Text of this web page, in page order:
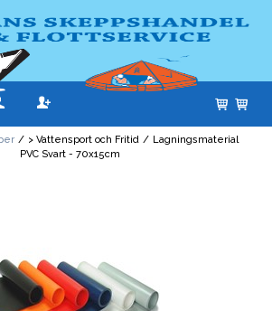
/ > Vattensport och Fritid / Lagningsmaterial
PVC Svart - 70x15cm